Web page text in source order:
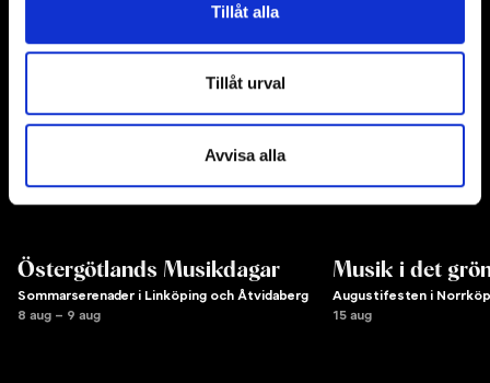
Tillåt alla
Tillåt urval
Avvisa alla
Östergötlands Musikdagar
Sommarserenader i Linköping och Åtvidaberg
8 aug – 9 aug
Musik i det
Augustifesten i
15 aug